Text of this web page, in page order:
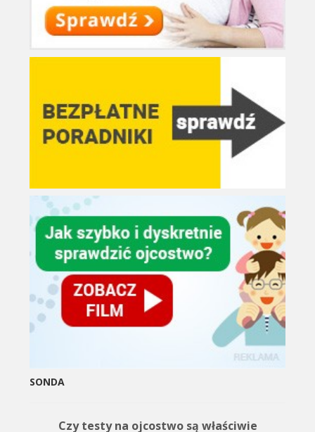
SONDA
Czy testy na ojcostwo są właściwie